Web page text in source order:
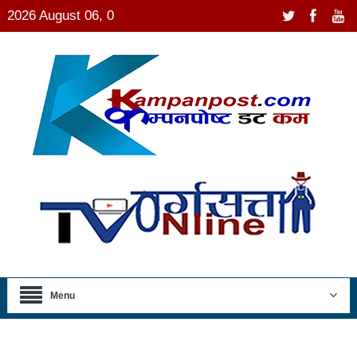
2026 August 06, 0
Menu